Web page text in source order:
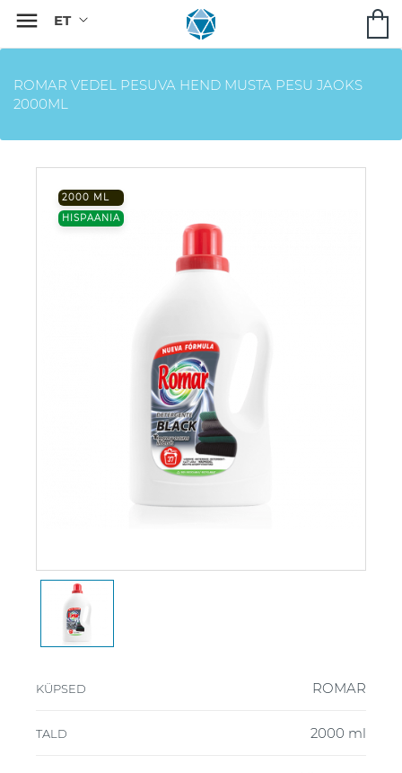

ROMAR VEDEL PESUVA HEND MUSTA PESU JAOKS
2000ML
2000 ML
HISPAANIA
KÜPSED ROMAR
TALD 2000 ml